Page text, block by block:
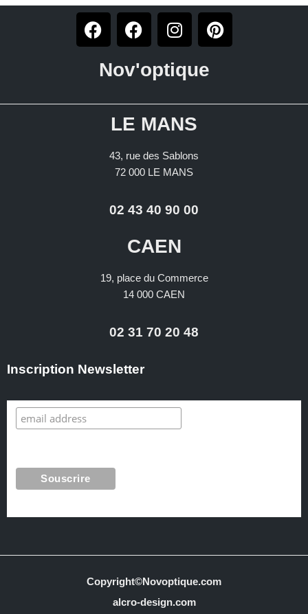
Nov'optique
LE MANS
43, rue des Sablons
72 000 LE MANS
02 43 40 90 00
CAEN
19, place du Commerce
14 000 CAEN
02 31 70 20 48
Inscription Newsletter
Copyright©Novoptique.com
alcro-design.com